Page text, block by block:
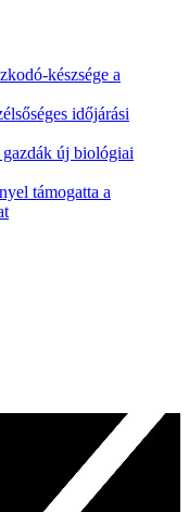
készsége a
időjárási
új biológiai
támogatta a